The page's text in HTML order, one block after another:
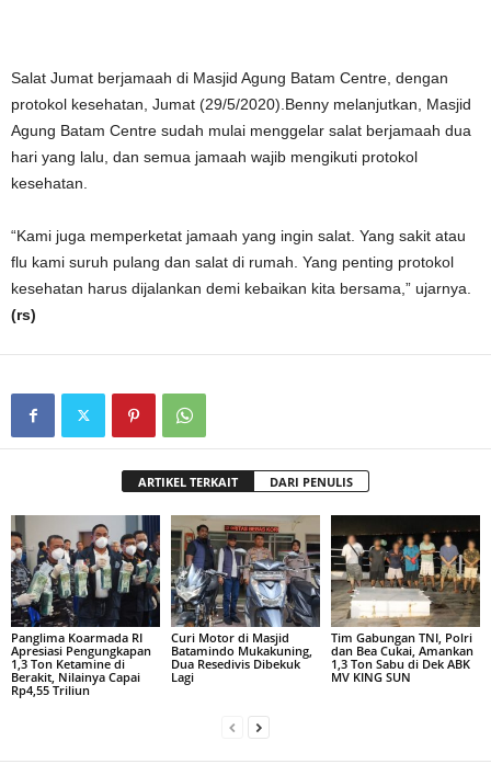
Salat Jumat berjamaah di Masjid Agung Batam Centre, dengan
protokol kesehatan, Jumat (29/5/2020).Benny melanjutkan, Masjid
Agung Batam Centre sudah mulai menggelar salat berjamaah dua
hari yang lalu, dan semua jamaah wajib mengikuti protokol
kesehatan.
“Kami juga memperketat jamaah yang ingin salat. Yang sakit atau
flu kami suruh pulang dan salat di rumah. Yang penting protokol
kesehatan harus dijalankan demi kebaikan kita bersama,” ujarnya.
(rs)
ARTIKEL TERKAIT DARI PENULIS
Panglima Koarmada RI
Apresiasi Pengungkapan
1,3 Ton Ketamine di
Berakit, Nilainya Capai
Rp4,55 Triliun
Curi Motor di Masjid
Batamindo Mukakuning,
Dua Resedivis Dibekuk
Lagi
Tim Gabungan TNI, Polri
dan Bea Cukai, Amankan
1,3 Ton Sabu di Dek ABK
MV KING SUN